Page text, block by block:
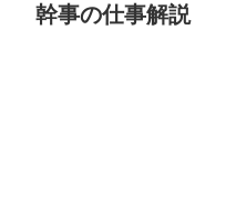
幹事の仕事解説